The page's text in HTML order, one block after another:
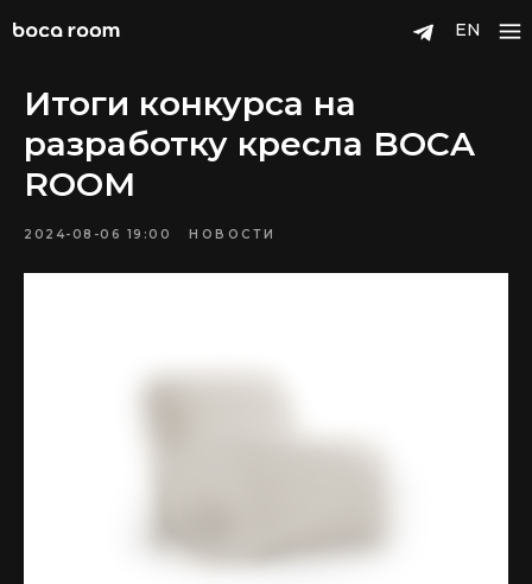
EN
Итоги конкурса на
разработку кресла BOCA
ROOM
2024-08-06 19:00 НОВОСТИ